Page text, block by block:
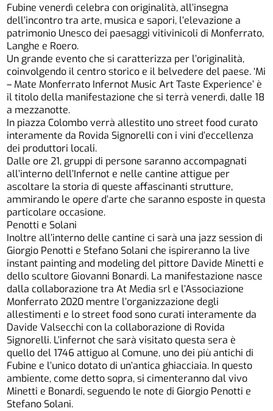
Fubine venerdì celebra con originalità, all’insegna
dell’incontro tra arte, musica e sapori, l’elevazione a
patrimonio Unesco dei paesaggi vitivinicoli di Monferrato,
Langhe e Roero.
Un grande evento che si caratterizza per l’originalità,
coinvolgendo il centro storico e il belvedere del paese. ‘Mi
– Mate Monferrato Infernot Music Art Taste Experience’ è
il titolo della manifestazione che si terrà venerdì, dalle 18
a mezzanotte.
In piazza Colombo verrà allestito uno street food curato
interamente da Rovida Signorelli con i vini d’eccellenza
dei produttori locali.
Dalle ore 21, gruppi di persone saranno accompagnati
all’interno dell’Infernot e nelle cantine attigue per
ascoltare la storia di queste affascinanti strutture,
ammirando le opere d’arte che saranno esposte in questa
particolare occasione.
Penotti e Solani
Inoltre all’interno delle cantine ci sarà una jazz session di
Giorgio Penotti e Stefano Solani che ispireranno la live
instant painting and modeling del pittore Davide Minetti e
dello scultore Giovanni Bonardi. La manifestazione nasce
dalla collaborazione tra At Media srl e l’Associazione
Monferrato 2020 mentre l’organizzazione degli
allestimenti e lo street food sono curati interamente da
Davide Valsecchi con la collaborazione di Rovida
Signorelli. L’infernot che sarà visitato questa sera è
quello del 1746 attiguo al Comune, uno dei più antichi di
Fubine e l’unico dotato di un’antica ghiacciaia. In questo
ambiente, come detto sopra, si cimenteranno dal vivo
Minetti e Bonardi, seguendo le note di Giorgio Penotti e
Stefano Solani.